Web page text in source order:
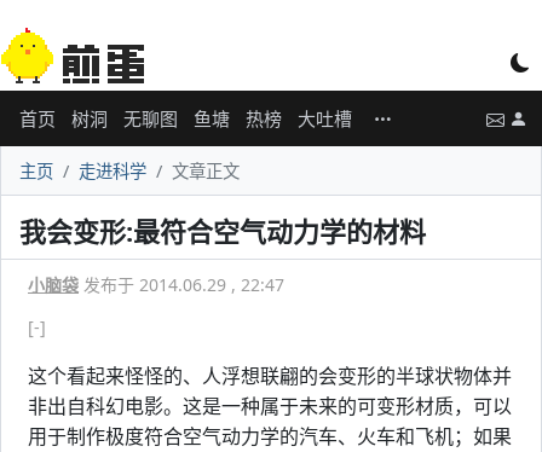
首页 树洞 无聊图 鱼塘 热榜 大吐槽
主页 走进科学 文章正文
我会变形:最符合空气动力学的材料
小脑袋 发布于 2014.06.29 , 22:47
[-]
这个看起来怪怪的、人浮想联翩的会变形的半球状物体并
非出自科幻电影。这是一种属于未来的可变形材质，可以
用于制作极度符合空气动力学的汽车、火车和飞机；如果